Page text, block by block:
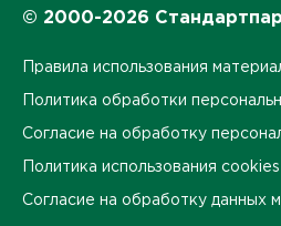
© 2000-2026
Правила использования
Политика обработки
Согласие на обработку
Политика использования cookies
Согласие на обработку данных